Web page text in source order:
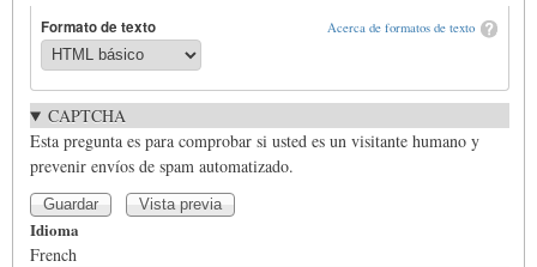
Acerca de formatos de texto
Formato de texto
CAPTCHA
Esta pregunta es para comprobar si usted es un visitante humano y
prevenir envíos de spam automatizado.
Idioma
French